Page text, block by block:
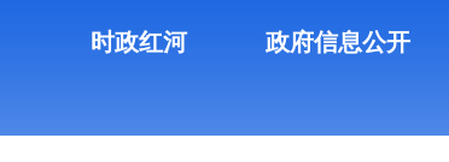
时政红河 政府信息公开